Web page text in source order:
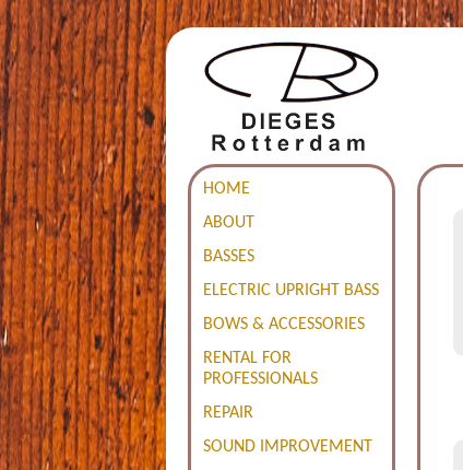
HOME
ABOUT
BASSES
ELECTRIC UPRIGHT BASS
BOWS & ACCESSORIES
RENTAL FOR
PROFESSIONALS
REPAIR
SOUND IMPROVEMENT